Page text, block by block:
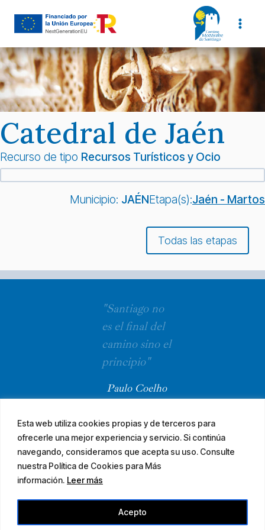
Esta web utiliza cookies propias y de terceros para
ofrecerle una mejor experiencia y servicio. Si continúa
navegando, consideramos que acepta su uso. Consulte
nuestra Política de Cookies para Más
información. Leer más
Acepto
Catedral de Jaén
Recurso de tipo Recursos Turísticos y Ocio
Municipio: JAÉNEtapa(s):Jaén - Martos
Todas las etapas
"Santiago no
es el final del
camino sino el
principio"
Paulo Coelho
© 2026 El Camino Mozárabe de Santiago · diseña
Accesibilidad